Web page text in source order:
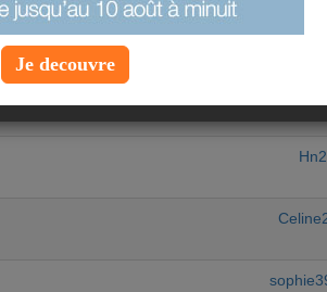
rêve est devenu une
Je decouvre